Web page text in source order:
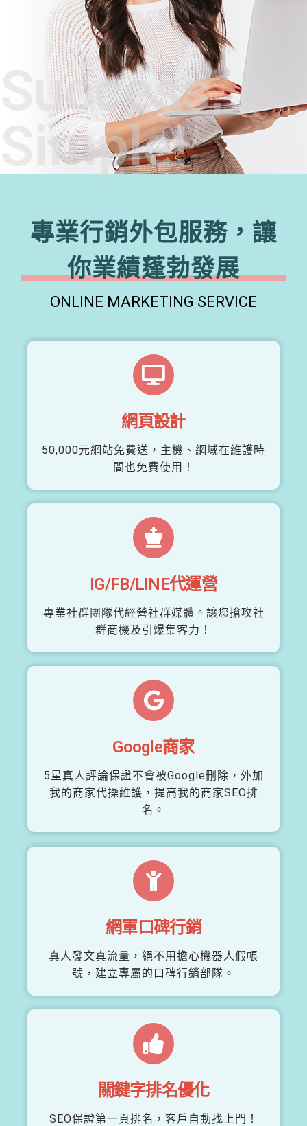
Success,
Simple!
專業行銷外包服務，讓
你業績蓬勃發展
ONLINE MARKETING SERVICE
網頁設計
50,000元網站免費送，主機、網域在維護時
間也免費使用！
IG/FB/LINE代運營
專業社群團隊代經營社群媒體。讓您搶攻社
群商機及引爆集客力！
Google商家
5星真人評論保證不會被Google刪除，外加
我的商家代操維護，提高我的商家SEO排
名。
網軍口碑行銷
真人發文真流量，絕不用擔心機器人假帳
號，建立專屬的口碑行銷部隊。
關鍵字排名優化
SEO保證第一頁排名，客戶自動找上門！